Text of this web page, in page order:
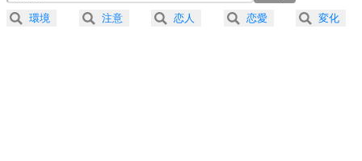
プラス思考
2.5倍速 （177KB 45秒）
3.0倍速 （148KB 37秒）
環境 注意 恋人 恋愛 変化